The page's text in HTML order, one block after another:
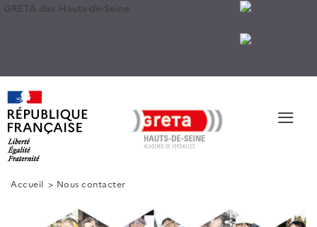
GRETA des Hauts-de-Seine
≡
Accueil Nous contacter